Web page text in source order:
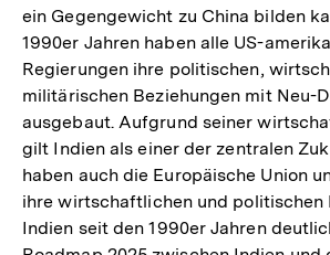
ein Gegengewicht zu China bilden
1990er Jahren haben alle US-
Regierungen ihre politischen,
militärischen Beziehungen mit Neu-
ausgebaut. Aufgrund seiner
gilt Indien als einer der zentralen
haben auch die Europäische Union
ihre wirtschaftlichen und politischen
Indien seit den 1990er Jahren